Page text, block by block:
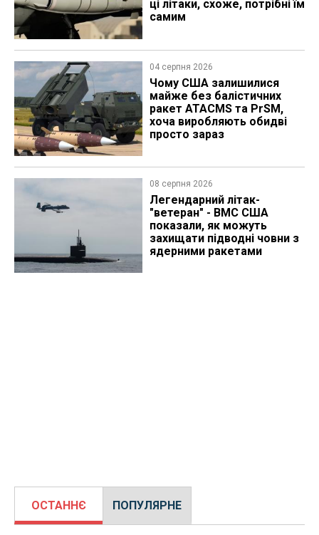
ці літаки, схоже, потрібні їм
самим
04 серпня 2026
Чому США залишилися
майже без балістичних
ракет ATACMS та PrSM,
хоча виробляють обидві
просто зараз
08 серпня 2026
Легендарний літак-
"ветеран" - ВМС США
показали, як можуть
захищати підводні човни з
ядерними ракетами
ОСТАННЄ ПОПУЛЯРНЕ